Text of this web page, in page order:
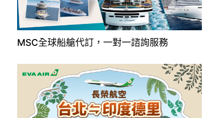
MSC全球船艙代訂，一對一諮詢服務